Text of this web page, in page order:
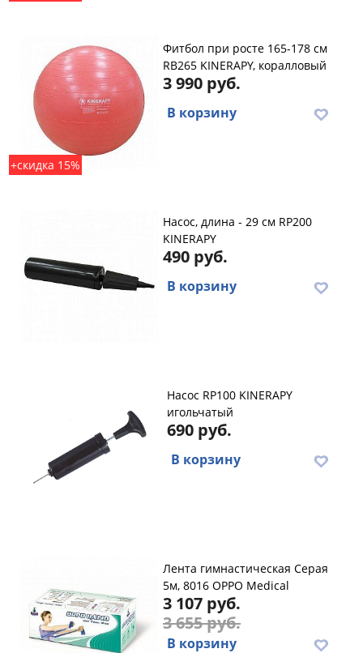
+скидка 15%
Фитбол при росте 165-178 см
RB265 KINERAPY, коралловый
3 990 руб.
В корзину
Насос, длина - 29 см RP200
KINERAPY
490 руб.
В корзину
Насос RP100 KINERAPY
игольчатый
690 руб.
В корзину
Лента гимнастическая Серая
5м, 8016 OPPO Medical
3 107 руб.
3 655 руб.
В корзину